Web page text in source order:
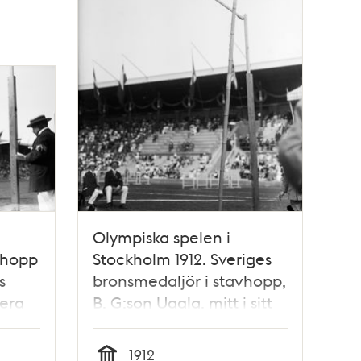
Olympiska spelen i
Stockholm 1912. Sveriges
bronsmedaljör i stavhopp,
B. G:son Uggla. mitt i sitt
medaljhopp på 3,8 meter.
1912